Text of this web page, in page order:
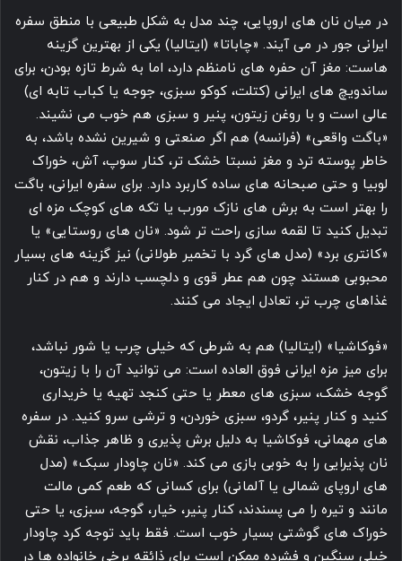
در میان نان های اروپایی، چند مدل به شکل طبیعی با منطق سفره
ایرانی جور در می آیند. «چاباتا» (ایتالیا) یکی از بهترین گزینه
هاست: مغز آن حفره های نامنظم دارد، اما به شرط تازه بودن، برای
ساندویچ های ایرانی (کتلت، کوکو سبزی، جوجه یا کباب تابه ای)
عالی است و با روغن زیتون، پنیر و سبزی هم خوب می نشیند.
«باگت واقعی» (فرانسه) هم اگر صنعتی و شیرین نشده باشد، به
خاطر پوسته ترد و مغز نسبتا خشک تر، کنار سوپ، آش، خوراک
لوبیا و حتی صبحانه های ساده کاربرد دارد. برای سفره ایرانی، باگت
را بهتر است به برش های نازک مورب یا تکه های کوچک مزه ای
تبدیل کنید تا لقمه سازی راحت تر شود. «نان های روستایی» یا
«کانتری برد» (مدل های گرد با تخمیر طولانی) نیز گزینه های بسیار
محبوبی هستند چون هم عطر قوی و دلچسب دارند و هم در کنار
غذاهای چرب تر، تعادل ایجاد می کنند.
«فوکاشیا» (ایتالیا) هم به شرطی که خیلی چرب یا شور نباشد،
برای میز مزه ایرانی فوق العاده است: می توانید آن را با زیتون،
گوجه خشک، سبزی های معطر یا حتی کنجد تهیه یا خریداری
کنید و کنار پنیر، گردو، سبزی خوردن، و ترشی سرو کنید. در سفره
های مهمانی، فوکاشیا به دلیل برش پذیری و ظاهر جذاب، نقش
نان پذیرایی را به خوبی بازی می کند. «نان چاودار سبک» (مدل
های اروپای شمالی یا آلمانی) برای کسانی که طعم کمی مالت
مانند و تیره را می پسندند، کنار پنیر، خیار، گوجه، سبزی، یا حتی
خوراک های گوشتی بسیار خوب است. فقط باید توجه کرد چاودار
خیلی سنگین و فشرده ممکن است برای ذائقه برخی خانواده ها در